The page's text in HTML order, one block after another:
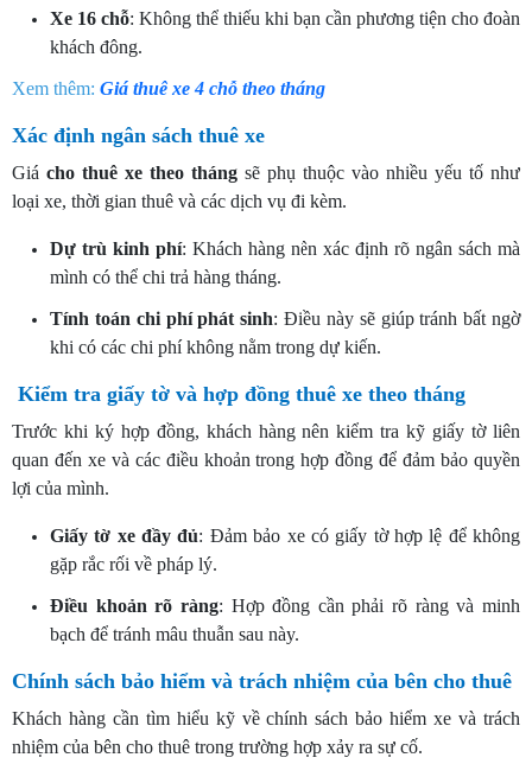
Xe 16 chỗ: Không thể thiếu khi bạn cần phương tiện cho đoàn
khách đông.
Xem thêm: Giá thuê xe 4 chỗ theo tháng
Xác định ngân sách thuê xe
Giá cho thuê xe theo tháng sẽ phụ thuộc vào nhiều yếu tố như
loại xe, thời gian thuê và các dịch vụ đi kèm.
Dự trù kinh phí: Khách hàng nên xác định rõ ngân sách mà
mình có thể chi trả hàng tháng.
Tính toán chi phí phát sinh: Điều này sẽ giúp tránh bất ngờ
khi có các chi phí không nằm trong dự kiến.
Kiểm tra giấy tờ và hợp đồng thuê xe theo tháng
Trước khi ký hợp đồng, khách hàng nên kiểm tra kỹ giấy tờ liên
quan đến xe và các điều khoản trong hợp đồng để đảm bảo quyền
lợi của mình.
Giấy tờ xe đầy đủ: Đảm bảo xe có giấy tờ hợp lệ để không
gặp rắc rối về pháp lý.
Điều khoản rõ ràng: Hợp đồng cần phải rõ ràng và minh
bạch để tránh mâu thuẫn sau này.
Chính sách bảo hiểm và trách nhiệm của bên cho thuê
Khách hàng cần tìm hiểu kỹ về chính sách bảo hiểm xe và trách
nhiệm của bên cho thuê trong trường hợp xảy ra sự cố.